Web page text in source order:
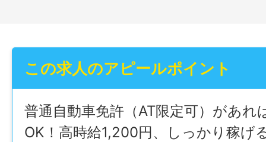
この求人のアピールポイント
普通⾃動⾞免許（AT限定可）があれ
OK！高時給1,200円、しっかり稼げ